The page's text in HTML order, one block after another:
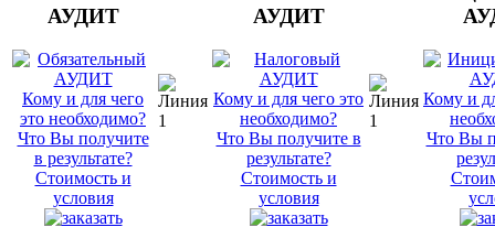
АУДИТ
Кому и для чего
это необходимо?
Что Вы получите
в результате?
Стоимость и
условия
АУДИТ
Кому и для чего это
необходимо?
Что Вы получите в
результате?
Стоимость и
условия
Кому и
Что Вы